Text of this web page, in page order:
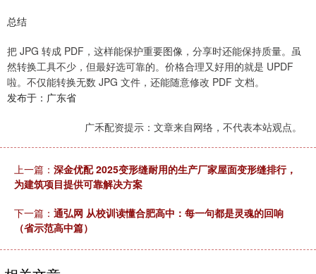
总结
把 JPG 转成 PDF，这样能保护重要图像，分享时还能保持质量。虽
然转换工具不少，但最好选可靠的。价格合理又好用的就是 UPDF
啦。不仅能转换无数 JPG 文件，还能随意修改 PDF 文档。
发布于：广东省
广禾配资提示：文章来自网络，不代表本站观点。
上一篇： 深金优配 2025变形缝耐用的生产厂家屋面变形缝排行，
为建筑项目提供可靠解决方案
下一篇： 通弘网 从校训读懂合肥高中：每一句都是灵魂的回响
（省示范高中篇）